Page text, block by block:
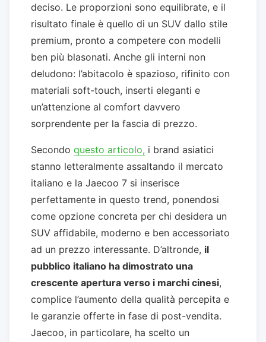
deciso. Le proporzioni sono equilibrate, e il
risultato finale è quello di un SUV dallo stile
premium, pronto a competere con modelli
ben più blasonati. Anche gli interni non
deludono: l’abitacolo è spazioso, rifinito con
materiali soft-touch, inserti eleganti e
un’attenzione al comfort davvero
sorprendente per la fascia di prezzo.
Secondo questo articolo, i brand asiatici
stanno letteralmente assaltando il mercato
italiano e la Jaecoo 7 si inserisce
perfettamente in questo trend, ponendosi
come opzione concreta per chi desidera un
SUV affidabile, moderno e ben accessoriato
ad un prezzo interessante. D’altronde, il
pubblico italiano ha dimostrato una
crescente apertura verso i marchi cinesi,
complice l’aumento della qualità percepita e
le garanzie offerte in fase di post-vendita.
Jaecoo, in particolare, ha scelto un